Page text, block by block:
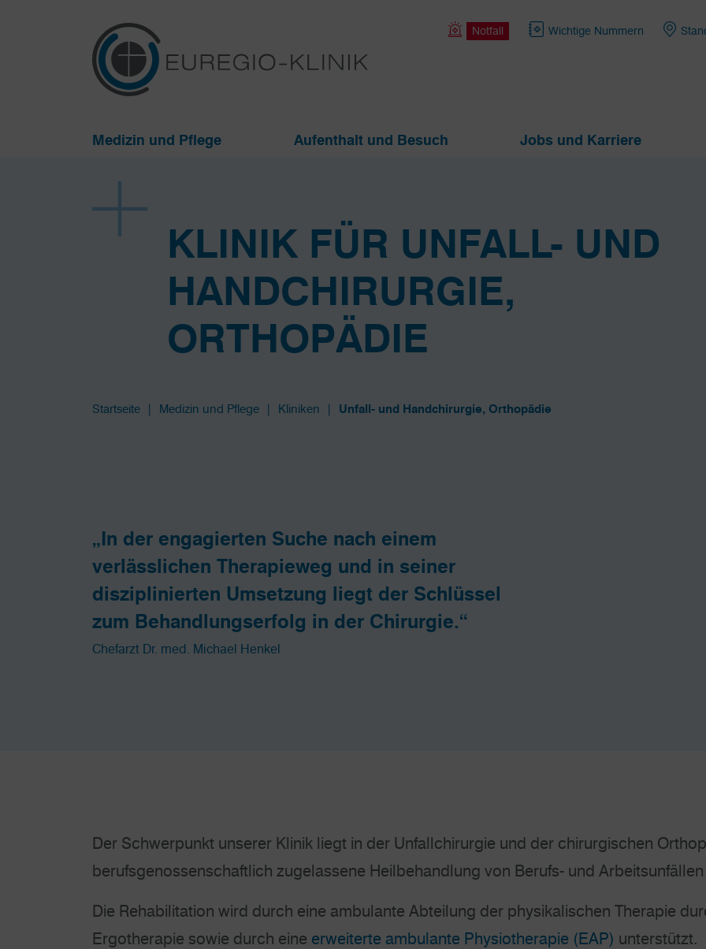
Notfall Wichtige Nummern
Medizin und Pflege Aufenthalt und Besuch Jobs und Karriere
KLINIK FÜR UNFALL- UND
HAND­CHIRURGIE,
ORTHOPÄDIE
Startseite Medizin und Pflege Kliniken Unfall- und Handchirurgie, Orthopädie
„In der engagierten Suche nach einem
verlässlichen Therapieweg und in seiner
disziplinierten Umsetzung liegt der Schlüssel
zum Behandlungs­erfolg in der Chirurgie.“
Chefarzt Dr. med. Michael Henkel
Der Schwerpunkt unserer Klinik liegt in der Unfallchirurgie und der chirurgischen
berufsgenossen­schaftlich zugelassene Heilbehandlung von Berufs- und
Die Rehabilitation wird durch eine ambulante Abteilung der physikalischen Therapie
Ergotherapie sowie durch eine erweiterte ambulante Physiotherapie (EAP) unterstützt.